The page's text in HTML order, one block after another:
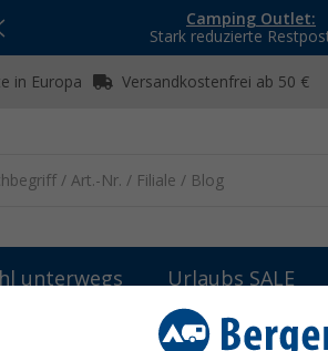
Camping Outlet:
Stark reduzierte
in Europa Versandkostenfrei ab 50 €
unterwegs Urlaubs SALE
Raka Hängematte 255 cm aus recyceltem